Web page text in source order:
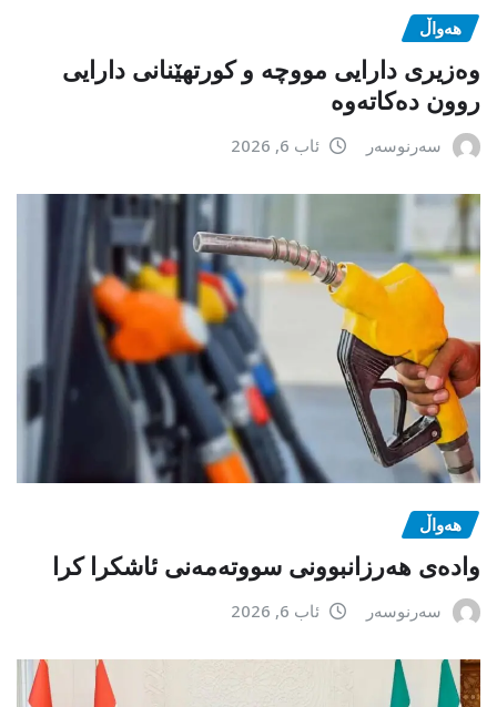
هەواڵ
وەزیری دارایی مووچە و کورتهێنانی دارایی
روون دەکاتەوە
سەرنوسەر ئاب 6, 2026
هەواڵ
وادەی هەرزانبوونی سووتەمەنی ئاشکرا کرا
سەرنوسەر ئاب 6, 2026